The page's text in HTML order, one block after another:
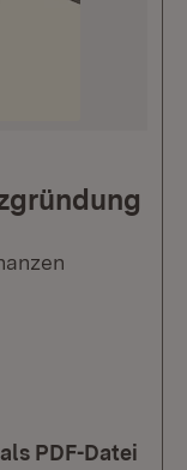
PDF-Datei